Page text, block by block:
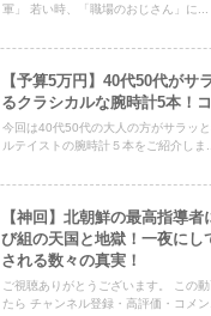
軍」 若い時、「職場のおじさん」に...
【予算5万円】40代50代がサ
るクラシカルな腕時計5本！
今回は40代50代の大人の方がサラッ
ルテイストの腕時計５本をご紹介しま...
【神回】北朝鮮の最高指導
び組の天国と地獄！一夜にし
される数々の真実！
ご視聴ありがとうございます。 この
たら チャンネル登録・高評価・コメン